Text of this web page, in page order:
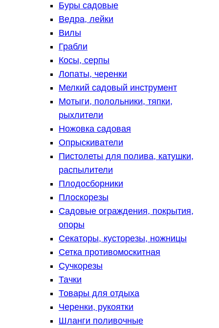
Буры садовые
Ведра, лейки
Вилы
Грабли
Косы, серпы
Лопаты, черенки
Мелкий садовый инструмент
Мотыги, полольники, тяпки,
рыхлители
Ножовка садовая
Опрыскиватели
Пистолеты для полива, катушки,
распылители
Плодосборники
Плоскорезы
Садовые ограждения, покрытия,
опоры
Секаторы, кусторезы, ножницы
Сетка противомоскитная
Сучкорезы
Тачки
Товары для отдыха
Черенки, рукоятки
Шланги поливочные